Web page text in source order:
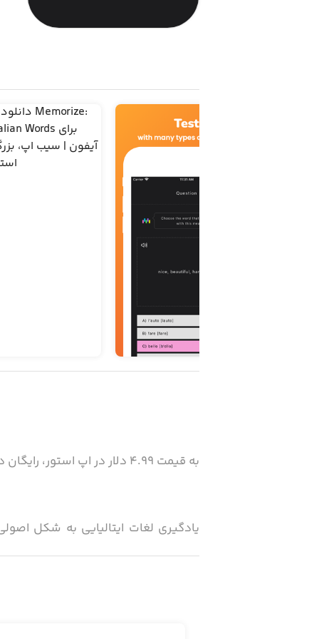
به قیمت ۴.۹۹ دلار در اپ ‌استور، رایگان در سیب‌اپ!
یادگیری لغات ایتالیایی به شکل